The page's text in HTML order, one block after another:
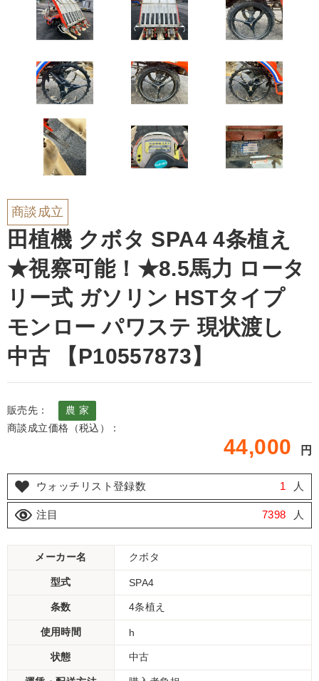
商談成立
田植機 クボタ SPA4 4条植え
★視察可能！★8.5馬力 ロータ
リー式 ガソリン HSTタイプ
モンロー パワステ 現状渡し
中古 【P10557873】
販売先：
農 家
商談成立価格（税込）：
44,000 円
ウォッチリスト登録数 1 人
注目 7398 人
メーカー名 クボタ
型式 SPA4
条数 4条植え
使用時間 h
状態 中古